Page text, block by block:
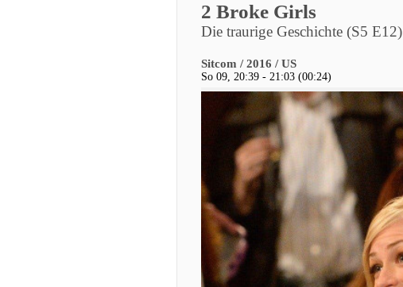
2 Broke Girls
Die traurige Geschichte (S5 E12)
Sitcom / 2016 / US
So 09, 20:39 - 21:03 (00:24)